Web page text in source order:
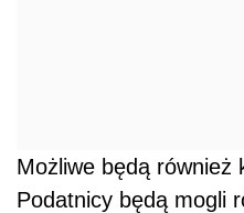
Możliwe będą również
Podatnicy będą mogli